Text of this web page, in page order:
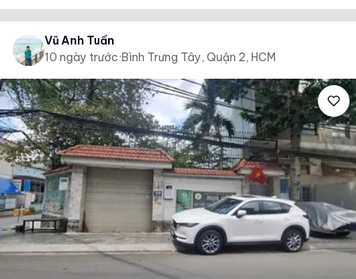
Vũ Anh Tuấn
10 ngày trước·Bình Trưng Tây, Quận 2, HCM